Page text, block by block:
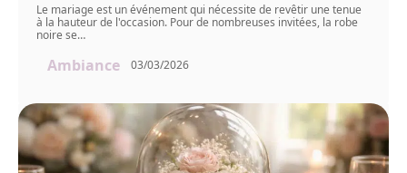
Le mariage est un événement qui nécessite de revêtir une tenue
à la hauteur de l'occasion. Pour de nombreuses invitées, la robe
noire se…
Ambiance 03/03/2026